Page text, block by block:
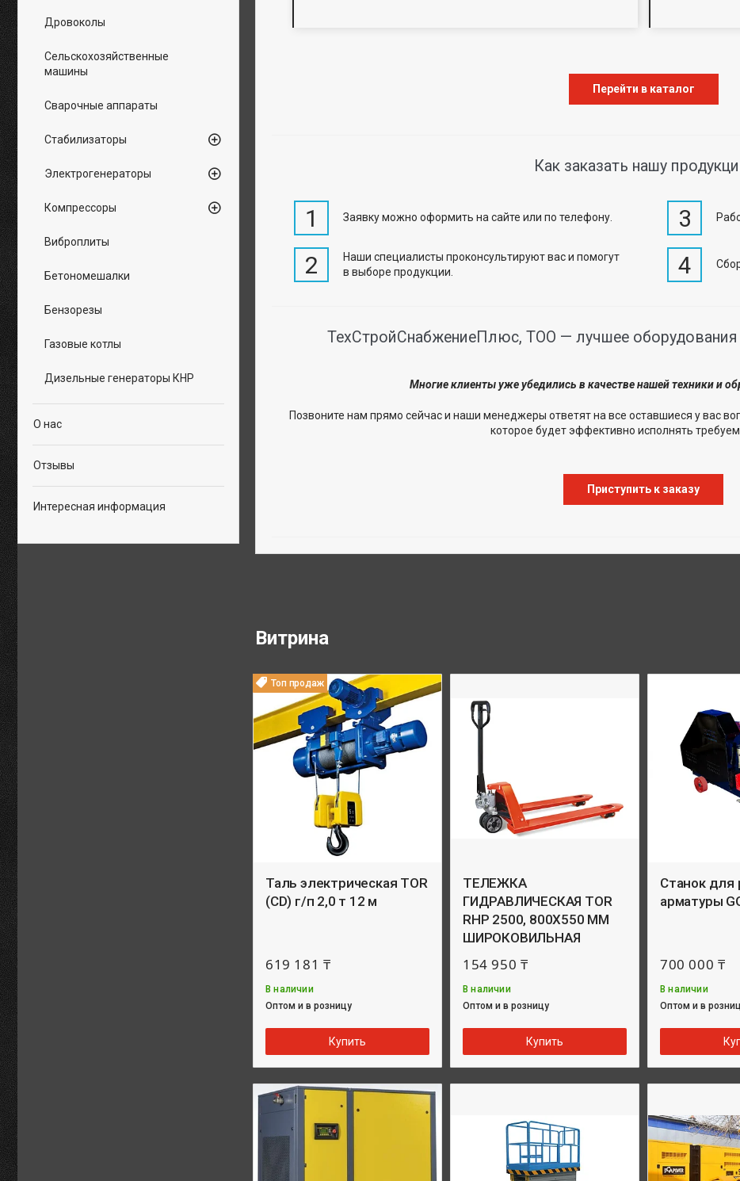
Перейти в каталог
Как заказать нашу
1 Заявку можно оформить на сайте или по телефону.
2
Наши специалисты проконсультируют вас и помогут
в выборе продукции.
3
4
ТехСтройСнабжениеПлюс, ТОО — лучшее оборудования
Многие клиенты уже убедились в качестве нашей техники и
Позвоните нам прямо сейчас и наши менеджеры ответят на все оставшиеся у вас
которое будет эффективно исполнять
Приступить к заказу
Витрина
Топ продаж
Таль электрическая TOR
(CD) г/п 2,0 т 12 м
619 181 ₸
В наличии
Оптом и в розницу
Купить
ТЕЛЕЖКА
ГИДРАВЛИЧЕСКАЯ TOR
RHP 2500, 800Х550 ММ
ШИРОКОВИЛЬНАЯ
154 950 ₸
В наличии
Оптом и в розницу
Купить
Станок для
арматуры
700 000 ₸
В наличии
Оптом и в
Дровоколы
Сельскохозяйственные
машины
Сварочные аппараты
Стабилизаторы
Электрогенераторы
Компрессоры
Виброплиты
Бетономешалки
Бензорезы
Газовые котлы
Дизельные генераторы КНР
О нас
Отзывы
Интересная информация